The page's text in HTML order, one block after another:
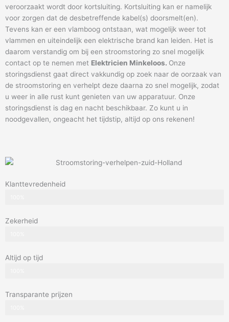
veroorzaakt wordt door kortsluiting. Kortsluiting kan er namelijk
voor zorgen dat de desbetreffende kabel(s) doorsmelt(en).
Tevens kan er een vlamboog ontstaan, wat mogelijk weer tot
vlammen en uiteindelijk een elektrische brand kan leiden. Het is
daarom verstandig om bij een stroomstoring zo snel mogelijk
contact op te nemen met Elektricien Minkeloos. Onze
storingsdienst gaat direct vakkundig op zoek naar de oorzaak van
de stroomstoring en verhelpt deze daarna zo snel mogelijk, zodat
u weer in alle rust kunt genieten van uw apparatuur. Onze
storingsdienst is dag en nacht beschikbaar. Zo kunt u in
noodgevallen, ongeacht het tijdstip, altijd op ons rekenen!
Klanttevredenheid
Zekerheid
Altijd op tijd
Transparante prijzen